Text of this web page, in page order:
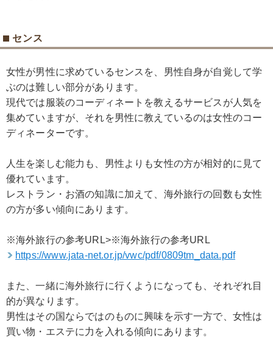
センス
女性が男性に求めているセンスを、男性自身が自覚して学
ぶのは難しい部分があります。
現代では服装のコーディネートを教えるサービスが人気を
集めていますが、それを男性に教えているのは女性のコー
ディネーターです。
人生を楽しむ能力も、男性よりも女性の方が相対的に見て
優れています。
レストラン・お酒の知識に加えて、海外旅行の回数も女性
の方が多い傾向にあります。
※海外旅行の参考URL>※海外旅行の参考URL
https://www.jata-net.or.jp/vwc/pdf/0809tm_data.pdf
また、一緒に海外旅行に行くようになっても、それぞれ目
的が異なります。
男性はその国ならではのものに興味を示す一方で、女性は
買い物・エステに力を入れる傾向にあります。